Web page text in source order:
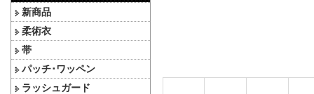
新商品
柔術衣
帯
パッチ･ワッペン
ラッシュガード